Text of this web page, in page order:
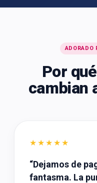
ADORADO
Por
cambian
★★★★★
“Dejamos de
fantasma. La